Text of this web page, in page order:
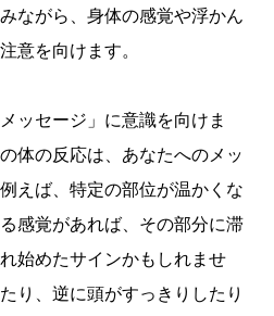
ながら、身体の感覚や浮かん
意を向けます。
ッセージ」に意識を向けま
体の反応は、あなたへのメッ
えば、特定の部位が温かくな
感覚があれば、その部分に滞
始めたサインかもしれませ
り、逆に頭がすっきりしたり